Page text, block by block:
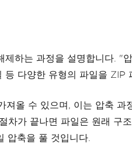
하는 과정을 설명합니다. "
다양한 유형의 파일을 ZIP
올 수 있으며, 이는 압축
가 끝나면 파일은 원래
축을 풀 것입니다.